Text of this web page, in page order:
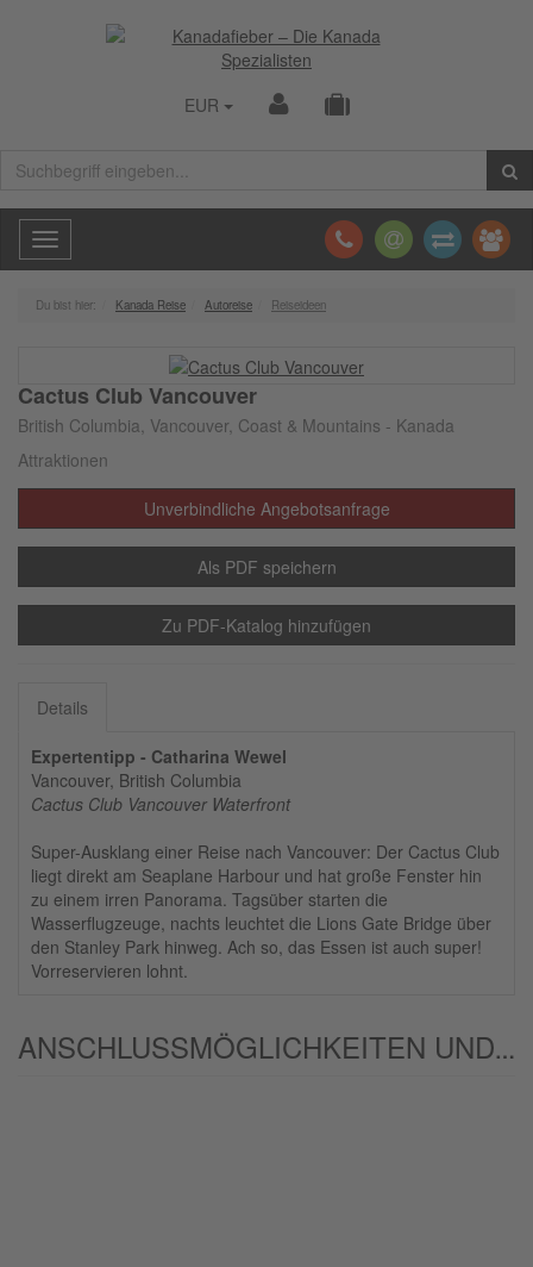
EUR
Toggle
navigation
Du bist hier: Kanada Reise Autoreise Reiseideen
Cactus Club Vancouver
British Columbia, Vancouver, Coast & Mountains - Kanada
Attraktionen
Unverbindliche Angebotsanfrage
Als PDF speichern
Zu PDF-Katalog hinzufügen
Details
Expertentipp - Catharina Wewel
Vancouver, British Columbia
Cactus Club Vancouver Waterfront
Super-Ausklang einer Reise nach Vancouver: Der Cactus Club
liegt direkt am Seaplane Harbour und hat große Fenster hin
zu einem irren Panorama. Tagsüber starten die
Wasserflugzeuge, nachts leuchtet die Lions Gate Bridge über
den Stanley Park hinweg. Ach so, das Essen ist auch super!
Vorreservieren lohnt.
ANSCHLUSSMÖGLICHKEITEN UND/ODER ALTERNATIVEN: